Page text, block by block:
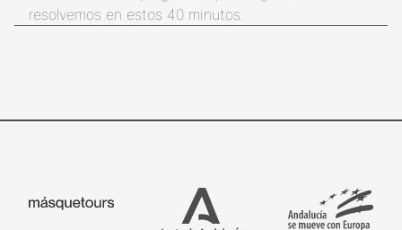
resolvemos en estos 40 minutos.